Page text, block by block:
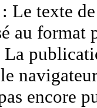
Le texte
au format
La
encore